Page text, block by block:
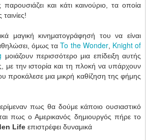
και κάτι καινούριο, τα οποία
μαγική κινηματογράφησή του να είναι
όμως ταTo the Wonder, Knight of
μοιάζουν περισσότερο μια επίδειξη αυτής
με την ιστορία και τη πλοκή να υπάρχουν
προκάλεσε μια μικρή καθίζηση της φήμης
πως θα δούμε κάποιο ουσιαστικό
πως ο Αμερικανός δημιουργός πήρε το
Life επιστρέφει δυναμικά